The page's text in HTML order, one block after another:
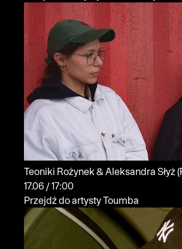
Teoniki Rożynek & Aleksandra Słyż
17.06 / 17:00
Przejdź do artysty Toumba